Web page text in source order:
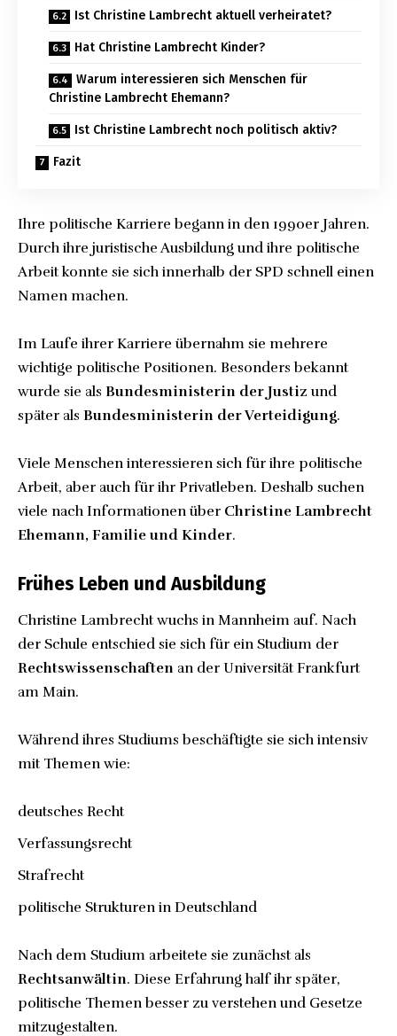
Ist Christine Lambrecht aktuell verheiratet?
Hat Christine Lambrecht Kinder?
Warum interessieren sich Menschen für
Christine Lambrecht Ehemann?
Ist Christine Lambrecht noch politisch aktiv?
Fazit
Ihre politische Karriere begann in den 1990er Jahren.
Durch ihre juristische Ausbildung und ihre politische
Arbeit konnte sie sich innerhalb der SPD schnell einen
Namen machen.
Im Laufe ihrer Karriere übernahm sie mehrere
wichtige politische Positionen. Besonders bekannt
wurde sie als Bundesministerin der Justiz und
später als Bundesministerin der Verteidigung.
Viele Menschen interessieren sich für ihre politische
Arbeit, aber auch für ihr Privatleben. Deshalb suchen
viele nach Informationen über Christine Lambrecht
Ehemann, Familie und Kinder.
Frühes Leben und Ausbildung
Christine Lambrecht wuchs in Mannheim auf. Nach
der Schule entschied sie sich für ein Studium der
Rechtswissenschaften an der Universität Frankfurt
am Main.
Während ihres Studiums beschäftigte sie sich intensiv
mit Themen wie:
deutsches Recht
Verfassungsrecht
Strafrecht
politische Strukturen in Deutschland
Nach dem Studium arbeitete sie zunächst als
Rechtsanwältin. Diese Erfahrung half ihr später,
politische Themen besser zu verstehen und Gesetze
mitzugestalten.